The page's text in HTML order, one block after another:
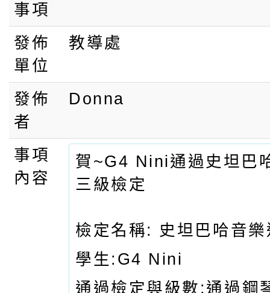
事項
發佈
單位
教導處
發佈
者
Donna
事項
內容
賀~G4 Nini通過史坦巴
三級檢定
檢定名稱: 史坦巴哈音
學生:G4 Nini
通過檢定與級數:通過鋼